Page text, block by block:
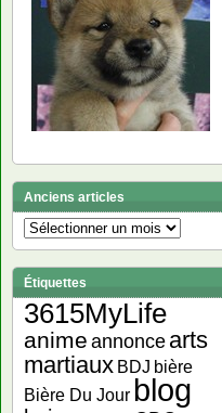
Anciens articles
Anciens
articles
Étiquettes
3615MyLife
anime annonce arts
martiaux BDJ bière
Bière Du Jour blog